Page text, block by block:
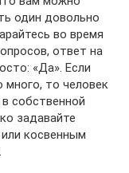
один довольно
во время
ответ на
«Да». Если
много, то человек
собственной
задавайте
косвенным